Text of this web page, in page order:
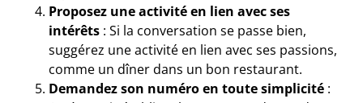
Proposez une activité en lien avec ses
intérêts : Si la conversation se passe bien,
suggérez une activité en lien avec ses passions,
comme un dîner dans un bon restaurant.
Demandez son numéro en toute simplicité :